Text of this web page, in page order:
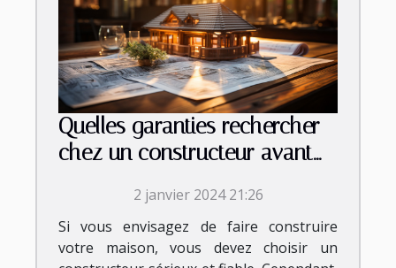
Quelles garanties rechercher
chez un constructeur avant
2 janvier 2024 21:26
Si vous envisagez de faire construire
votre maison, vous devez choisir un